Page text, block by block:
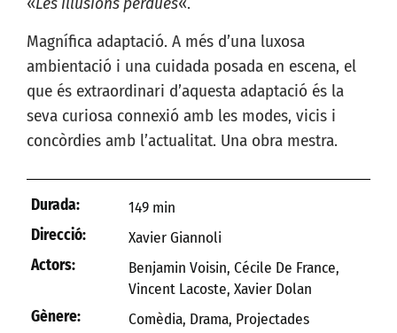
Magnífica adaptació. A més d’una luxosa
ambientació i una cuidada posada en escena, el
que és extraordinari d’aquesta adaptació és la
seva curiosa connexió amb les modes, vicis i
concòrdies amb l’actualitat. Una obra mestra.
Durada:
149 min
Direcció:
Xavier Giannoli
Actors:
Benjamin Voisin, Cécile De France,
Vincent Lacoste, Xavier Dolan
Gènere:
Comèdia, Drama, Projectades